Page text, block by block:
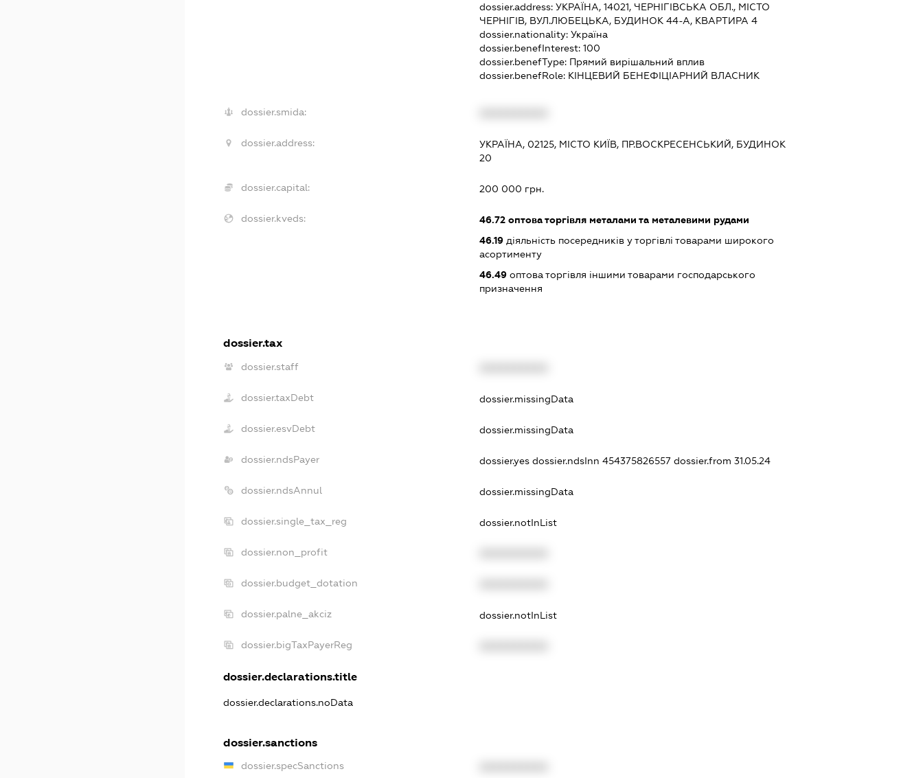
dossier.address: УКРАЇНА, 14021, ЧЕРНІГІВСЬКА ОБЛ., МІСТО
ЧЕРНІГІВ, ВУЛ.ЛЮБЕЦЬКА, БУДИНОК 44-А, КВАРТИРА 4
dossier.nationality: Україна
dossier.benefInterest: 100
dossier.benefType: Прямий вирішальний вплив
dossier.benefRole: КІНЦЕВИЙ БЕНЕФІЦІАРНИЙ ВЛАСНИК
dossier.smida:
dossier.address:
УКРАЇНА, 02125, МІСТО КИЇВ, ПР.ВОСКРЕСЕНСЬКИЙ, БУДИНОК
20
dossier.capital: 200 000 грн.
dossier.kveds: 46.72оптова торгівля металами та металевими рудами
46.19діяльність посередників у торгівлі товарами широкого
асортименту
46.49оптова торгівля іншими товарами господарського
призначення
dossier.tax
dossier.staff
dossier.taxDebt dossier.missingData
dossier.esvDebt dossier.missingData
dossier.ndsPayer dossier.yes dossier.ndsInn 454375826557 dossier.from 31.05.24
dossier.ndsAnnul dossier.missingData
dossier.single_tax_reg dossier.notInList
dossier.non_profit
dossier.budget_dotation
dossier.palne_akciz dossier.notInList
dossier.bigTaxPayerReg
dossier.declarations.title
dossier.declarations.noData
dossier.sanctions
dossier.specSanctions